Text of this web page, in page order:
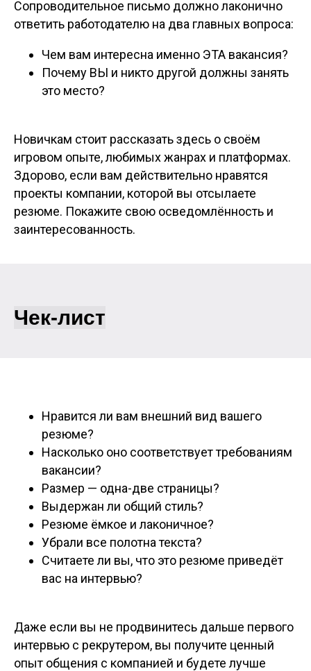
Сопроводительное письмо должно лаконично
ответить работодателю на два главных вопроса:
Чем вам интересна именно ЭТА вакансия?
Почему ВЫ и никто другой должны занять
это место?
Новичкам стоит рассказать здесь о своём
игровом опыте, любимых жанрах и платформах.
Здорово, если вам действительно нравятся
проекты компании, которой вы отсылаете
резюме. Покажите свою осведомлённость и
заинтересованность.
Чек-лист
Нравится ли вам внешний вид вашего
резюме?
Насколько оно соответствует требованиям
вакансии?
Размер — одна-две страницы?
Выдержан ли общий стиль?
Резюме ёмкое и лаконичное?
Убрали все полотна текста?
Считаете ли вы, что это резюме приведёт
вас на интервью?
Даже если вы не продвинитесь дальше первого
интервью с рекрутером, вы получите ценный
опыт общения с компанией и будете лучше